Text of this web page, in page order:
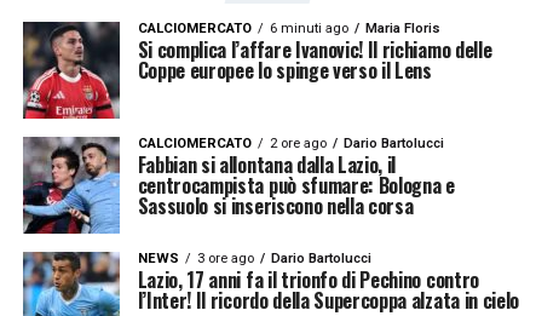
CALCIOMERCATO 6 minuti ago Maria Floris
Si complica l’affare Ivanovic! Il richiamo delle
Coppe europee lo spinge verso il Lens
CALCIOMERCATO 2 ore ago Dario Bartolucci
Fabbian si allontana dalla Lazio, il
centrocampista può sfumare: Bologna e
Sassuolo si inseriscono nella corsa
NEWS 3 ore ago Dario Bartolucci
Lazio, 17 anni fa il trionfo di Pechino contro
l’Inter! Il ricordo della Supercoppa alzata in cielo